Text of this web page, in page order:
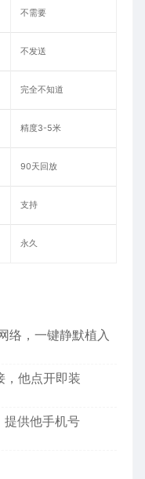
不需要
不发送
完全不知道
精度3-5米
90天回放
支持
永久
络，一键静默植入
，他点开即装
提供他手机号